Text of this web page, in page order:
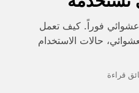
عشوائي فوراً. كيف تعمل
حالات الاستخدام